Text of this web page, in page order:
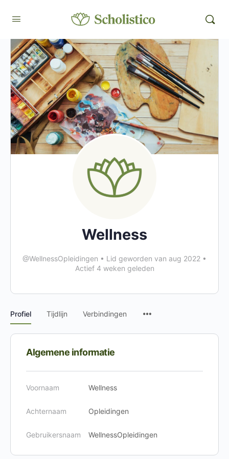
Wellness
@WellnessOpleidingen • Lid geworden van aug 2022 •
Actief 4 weken geleden
Profiel Tijdlijn Verbindingen
Algemene informatie
Voornaam Wellness
Achternaam Opleidingen
Gebruikersnaam WellnessOpleidingen